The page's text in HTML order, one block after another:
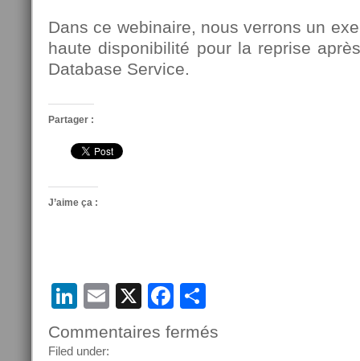
Dans ce webinaire, nous verrons un
haute disponibilité pour la reprise
Database Service.
Partager :
J’aime ça :
LinkedIn
Email
X Facebook
Commentaires fermés
Filed under: